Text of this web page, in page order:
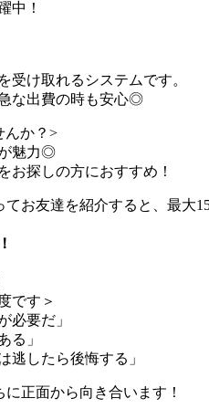
中！
受け取れるシステムです。
な出費の時も安心◎
んか？>
魅力◎
お探しの方におすすめ！
てお友達を紹介すると、最大
です＞
必要だ」
る」
逃したら後悔する」
正面から向き合います！